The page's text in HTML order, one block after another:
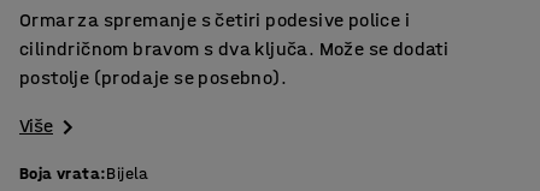
Ormar za spremanje s četiri podesive police i
cilindričnom bravom s dva ključa. Može se dodati
postolje (prodaje se posebno).
Više
Boja vrata:Bijela